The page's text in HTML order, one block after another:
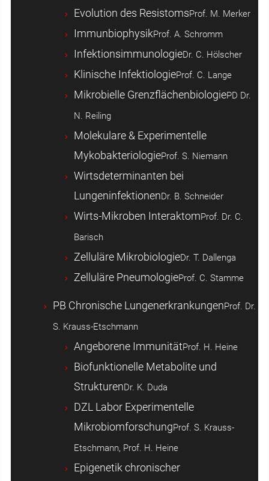
Evolution des ResistomsProf. M. Merker
ImmunbiophysikProf. A. Schromm
InfektionsimmunologieDr. C. Hölscher
Klinische InfektiologieProf. C. Lange
Mikrobielle GrenzflächenbiologiePD Dr.
N. Reiling
Molekulare & Experimentelle
MykobakteriologieProf. S. Niemann
Wirtsdeterminanten bei
LungeninfektionenDr. B. Schneider
Wirts-Mikroben InteraktomProf. Dr. C.
Barisch
Zelluläre MikrobiologieDr. T. Dallenga
Zelluläre PneumologieProf. C. Stamme
PB Chronische LungenerkrankungenProf. Dr.
S. Krauss-Etschmann
Angeborene ImmunitätProf. H. Heine
Biofunktionelle Metabolite und
StrukturenDr. K. Duda
DZL Labor Experimentelle
MikrobiomforschungProf. S. Krauss-
Etschmann, Prof. H. Heine
Epigenetik chronischer